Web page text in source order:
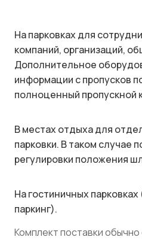
На парковках для
компаний, организаций,
Дополнительное
информации с пропусков
полноценный пропускной
В местах отдыха для
парковки. В таком случае
регулировки положения
На гостиничных парковках
паркинг).
Комплект поставки обычно